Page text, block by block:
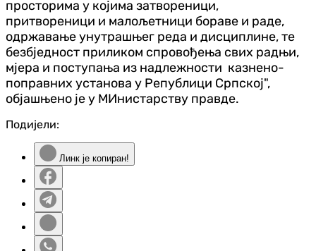
просторима у којима затвореници,
притвореници и малољетници бораве и раде,
одржавање унутрашњег реда и дисциплине, те
безбједност приликом спровођења свих радњи,
мјера и поступања из надлежности казнено-
поправних установа у Републици Српској",
објашњено је у МИнистарству правде.
Подијели:
Линк је копиран!